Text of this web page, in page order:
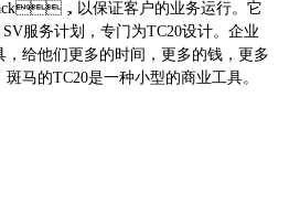
，以保证客户的业务运行。它
服务计划，专门为TC20设计。企业
给他们更多的时间，更多的钱，更多
斑马的TC20是一种小型的商业工具。